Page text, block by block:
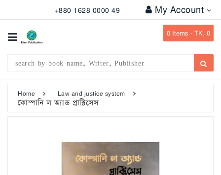
+880 1628 0000 49 My Account
0 Items -TK. 0
Categories
Publication
Home Law and justice system
কোম্পানি ল অ্যান্ড প্রাক্টিসেস